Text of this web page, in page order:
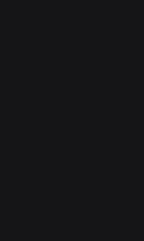
het lopen in
naar een
maar
bij Simon ben
het lopen!